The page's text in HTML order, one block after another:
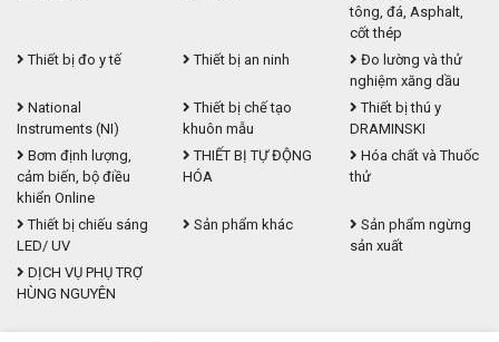
tông, đá, Asphalt,
cốt thép
Thiết bị đo y tế
Thiết bị an ninh
Đo lường và thử
nghiệm xăng dầu
National
Instruments (NI)
Thiết bị chế tạo
khuôn mẫu
Thiết bị thú y
DRAMINSKI
Bơm định lượng,
cảm biến, bộ điều
khiển Online
THIẾT BỊ TỰ ĐỘNG
HÓA
Hóa chất và Thuốc
thử
Thiết bị chiếu sáng
LED/ UV
Sản phẩm khác
Sản phẩm ngừng
sản xuất
DỊCH VỤ PHỤ TRỢ
HÙNG NGUYÊN